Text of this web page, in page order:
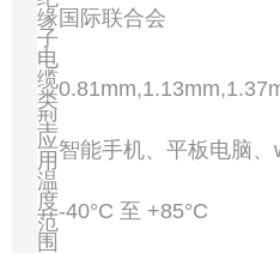
缘
子
国际联合会
电
缆
类
型
应
用 智能手机、平板电脑
温
度
范
围
-40°C 至 +85°C